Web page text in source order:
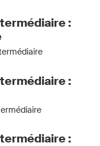
:
:
: